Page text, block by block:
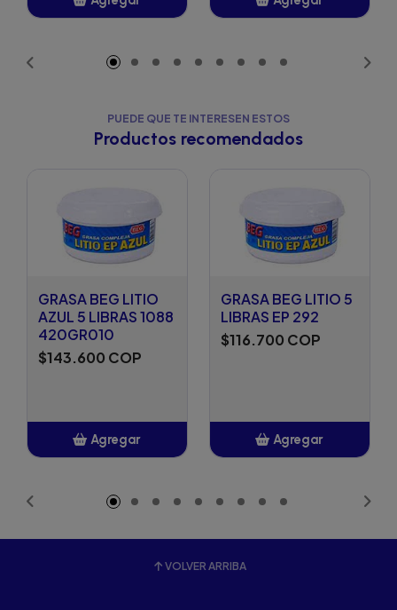
PUEDE QUE TE INTERESEN ESTOS
Productos recomendados
GRASA BEG LITIO
AZUL 5 LIBRAS 1088
420GR010
$143.600 COP
Agregar
GRASA BEG LITIO 5
LIBRAS EP 292
$116.700 COP
Agregar
VOLVER ARRIBA